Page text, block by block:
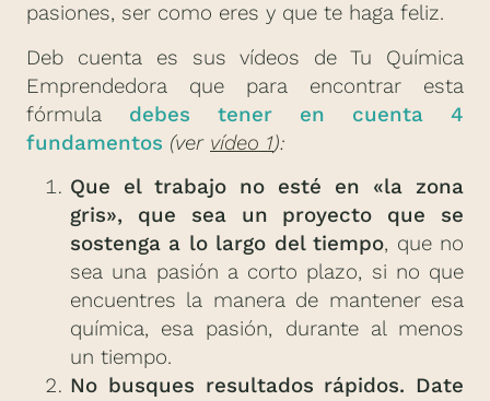
pasiones, ser como eres y que te haga feliz.
Deb cuenta es sus vídeos de Tu Química
Emprendedora que para encontrar esta
fórmula debes tener en cuenta 4
fundamentos (ver vídeo 1):
Que el trabajo no esté en «la zona
gris», que sea un proyecto que se
sostenga a lo largo del tiempo, que no
sea una pasión a corto plazo, si no que
encuentres la manera de mantener esa
química, esa pasión, durante al menos
un tiempo.
No busques resultados rápidos. Date